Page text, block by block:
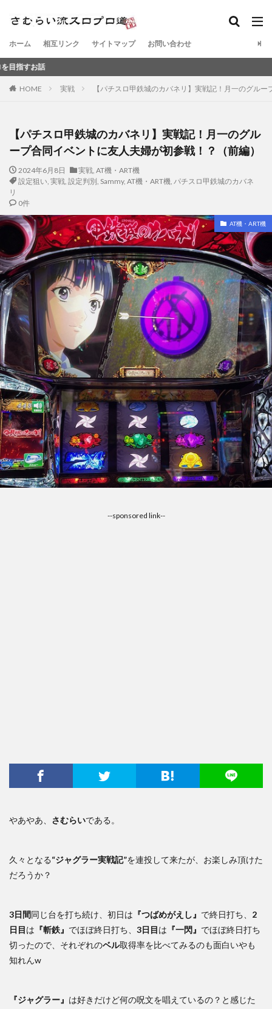
ホーム 相互リンク サイトマップ お問い合わせ
HOME 実戦 【パチスロ甲鉄城のカバネリ】実戦記！月一のグル
【パチスロ甲鉄城のカバネリ】実戦記！月一のグル
ープ合同イベントに友人夫婦が初参戦！？（前編）
2024年6月8日 実戦, AT機・ART機
設定狙い, 実戦, 設定判別, Sammy, AT機・ART機, パチスロ甲鉄城のカバネ
リ
0件
AT機・ART機
--sponsored link--
やあやあ、 さむらいである。
久々となる“ジャグラー実戦記”を連投して来たが、お楽しみ頂けた
だろうか？
3日間同じ台を打ち続け、初日は 『つばめがえし』 で終日打ち、 2
日目は 『斬鉄』 でほぼ終日打ち、 3日目は 『一閃』 でほぼ終日打ち
切ったので、それぞれのベル取得率を比べてみるのも面白いやも
知れんw
『ジャグラー』 は好きだけど何の呪文を唱えているの？と感じた